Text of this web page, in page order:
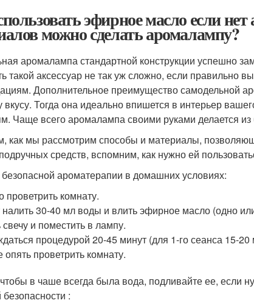
эфирное масло если
можно сделать аромалампу?
аромалампа стандартной конструкции успешно
такой аксессуар не так уж сложно, если правильно
Дополнительное преимущество самодельной
вкусу. Тогда она идеально впишется в интерьер
Чаще всего аромалампа своими руками делается из
как мы рассмотрим способы и материалы,
средств, вспомним, как нужно ей
ароматерапии в домашних условиях:
комнату.
30-40 мл воды и влить эфирное масло (одно
и поместить в лампу.
процедурой 20-45 минут (для 1-го сеанса 15-20
опять проветрить комнату.
в чаше всегда была вода, подливайте ее, если
: